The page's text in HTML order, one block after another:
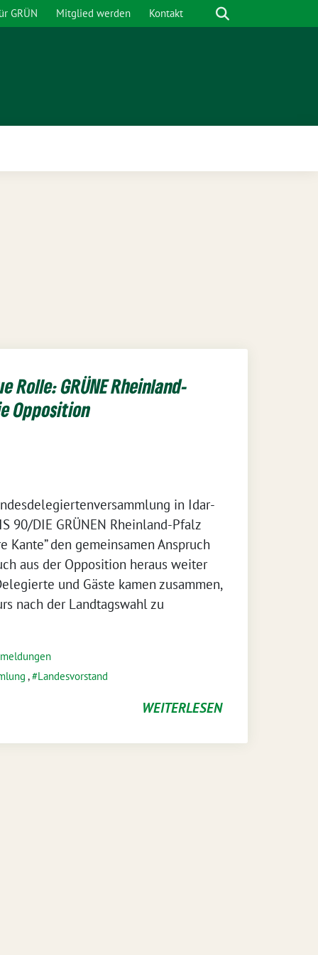
GRÜN Mitglied werden Kontakt Suche
Rolle: GRÜNE Rheinland-
Opposition
in Idar-
90/DIE GRÜNEN Rheinland-Pfalz
Kante” den gemeinsamen Anspruch
aus der Opposition heraus weiter
und Gäste kamen zusammen,
nach der Landtagswahl zu
, Landesvorstand
WEITERLESEN